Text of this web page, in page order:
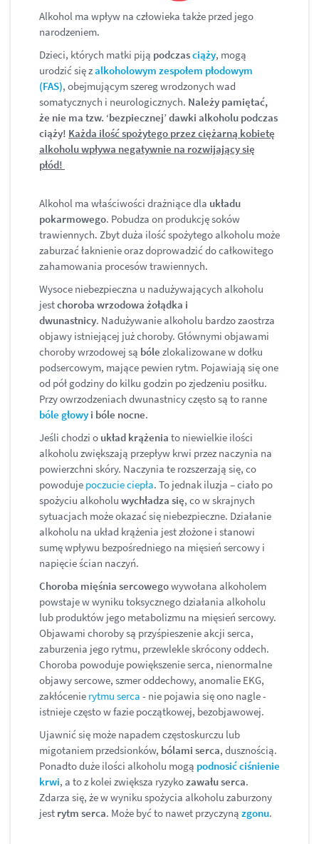
Alkohol ma wpływ na człowieka także przed jego
narodzeniem.
Dzieci, których matki piją podczasciąży, mogą
urodzić się zalkoholowym zespołem płodowym
(FAS), obejmującym szereg wrodzonych wad
somatycznych i neurologicznych. Należy pamiętać,
że nie ma tzw. ‘bezpiecznej’ dawki alkoholu podczas
ciąży! Każda ilość spożytego przez ciężarną kobietę
alkoholu wpływa negatywnie na rozwijający się
płód!
Alkohol ma właściwości drażniące dla układu
pokarmowego. Pobudza on produkcję soków
trawiennych. Zbyt duża ilość spożytego alkoholu może
zaburzać łaknienie oraz doprowadzić do całkowitego
zahamowania procesów trawiennych.
Wysoce niebezpieczna u nadużywających alkoholu
jestchoroba wrzodowa żołądka i
dwunastnicy. Nadużywanie alkoholu bardzo zaostrza
objawy istniejącej już choroby. Głównymi objawami
choroby wrzodowej są bóle zlokalizowane w dołku
podsercowym, mające pewien rytm. Pojawiają się one
od pół godziny do kilku godzin po zjedzeniu posiłku.
Przy owrzodzeniach dwunastnicy często są to ranne
bóle głowy i bóle nocne.
Jeśli chodzi o układ krążenia to niewielkie ilości
alkoholu zwiększają przepływ krwi przez naczynia na
powierzchni skóry. Naczynia te rozszerzają się, co
powoduje poczucie ciepła. To jednak iluzja – ciało po
spożyciu alkoholu wychładza się, co w skrajnych
sytuacjach może okazać się niebezpieczne. Działanie
alkoholu na układ krążenia jest złożone i stanowi
sumę wpływu bezpośredniego na mięsień sercowy i
napięcie ścian naczyń.
Choroba mięśnia sercowegowywołana alkoholem
powstaje w wyniku toksycznego działania alkoholu
lub produktów jego metabolizmu na mięsień sercowy.
Objawami choroby są przyśpieszenie akcji serca,
zaburzenia jego rytmu, przewlekle skrócony oddech.
Choroba powoduje powiększenie serca, nienormalne
objawy sercowe, szmer oddechowy, anomalie EKG,
zakłócenie rytmu serca - nie pojawia się ono nagle -
istnieje często w fazie początkowej, bezobjawowej.
Ujawnić się może napadem częstoskurczu lub
migotaniem przedsionków, bólami serca, dusznością.
Ponadto duże ilości alkoholu mogą podnosić ciśnienie
krwi, a to z kolei zwiększa ryzykozawału serca.
Zdarza się, że w wyniku spożycia alkoholu zaburzony
jest rytm serca. Może być to nawet przyczyną zgonu.